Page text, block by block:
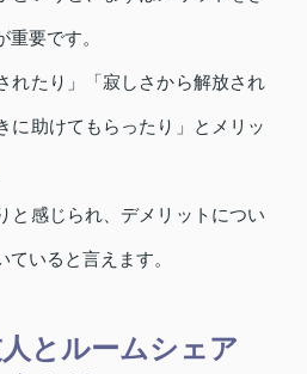
要です。
れたり」「寂しさから解放され
に助けてもらったり」とメリッ
と感じられ、デメリットについ
いると言えます。
とルームシェア